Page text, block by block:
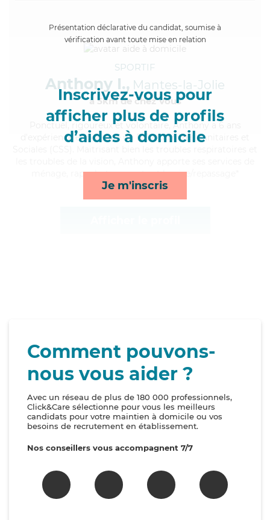
Présentation déclarative du candidat, soumise à
vérification avant toute mise en relation
Inscrivez-vous pour
afficher plus de profils
d’aides à domicile
Je m'inscris
SPORTIF
Anthony I., Mantes-la-Jolie
à 5km de chez Vous
, rigoureux et volontaire, Anthony a 6 ans
d'expérience et possède un BEP Carrières Sanitaires et
ménage, rappels, transports et lessive/repassage*
Comment pouvons-
nous vous aider ?
Avec un réseau de plus de 180 000 professionnels,
Click&Care sélectionne pour vous les meilleurs
candidats pour votre maintien à domicile ou vos
besoins de recrutement en établissement.
Nos conseillers vous accompagnent 7/7